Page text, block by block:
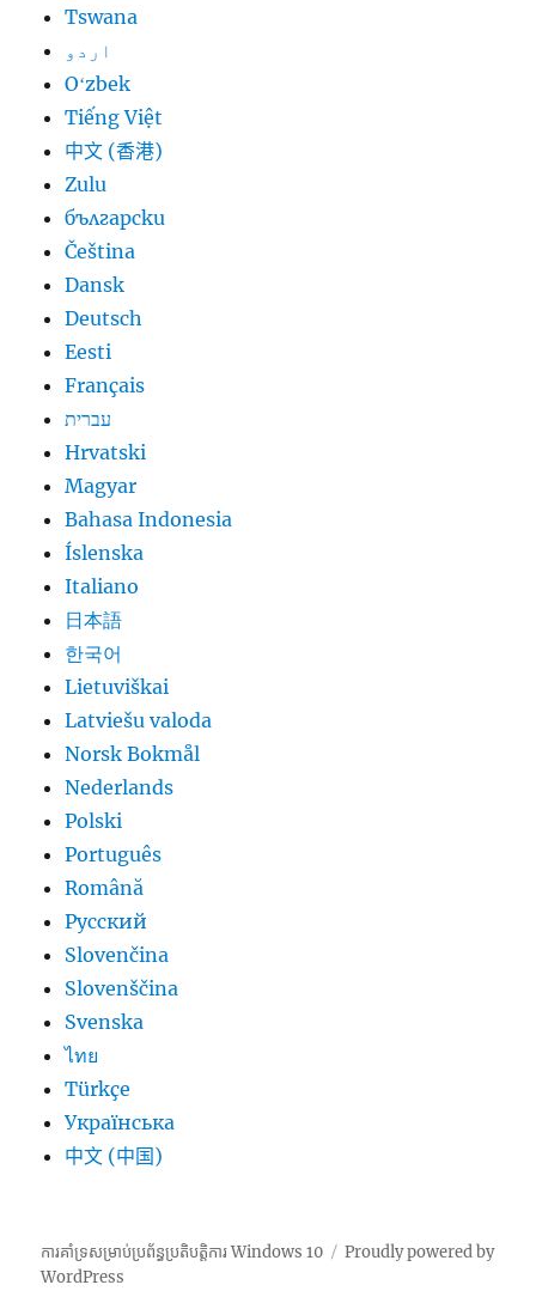
Tswana
اردو
Oʻzbek
Tiếng Việt
中文 (香港)
Zulu
български
Čeština
Dansk
Deutsch
Eesti
Français
עברית
Hrvatski
Magyar
Bahasa Indonesia
Íslenska
Italiano
日本語
한국어
Lietuviškai
Latviešu valoda
Norsk Bokmål
Nederlands
Polski
Português
Română
Русский
Slovenčina
Slovenščina
Svenska
ไทย
Türkçe
Українська
中文 (中国)
ការគាំទ្រសម្រាប់ប្រព័ន្ធប្រតិបត្តិការ Windows 10
Proudly powered by
WordPress